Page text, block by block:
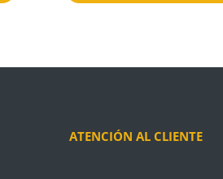
ATENCIÓN AL CLIENTE